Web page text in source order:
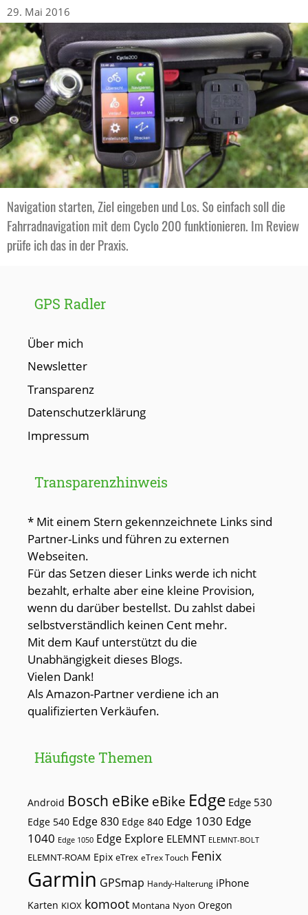
29. Mai 2016
Navigation starten, Ziel eingeben und Los. So einfach soll die
Fahrradnavigation mit dem Cyclo 200 funktionieren. Im Review
prüfe ich das in der Praxis.
GPS Radler
Über mich
Newsletter
Transparenz
Datenschutzerklärung
Impressum
Transparenzhinweis
* Mit einem Stern gekennzeichnete Links sind
Partner-Links und führen zu externen
Webseiten.
Für das Setzen dieser Links werde ich nicht
bezahlt, erhalte aber eine kleine Provision,
wenn du darüber bestellst. Du zahlst dabei
selbstverständlich keinen Cent mehr.
Mit dem Kauf unterstützt du die
Unabhängigkeit dieses Blogs.
Vielen Dank!
Als Amazon-Partner verdiene ich an
qualifizierten Verkäufen.
Häufigste Themen
Android Bosch eBike eBike Edge Edge 530
Edge 540 Edge 830 Edge 840 Edge 1030 Edge
1040 Edge 1050 Edge Explore ELEMNT ELEMNT-BOLT
ELEMNT-ROAM Epix eTrex eTrex Touch Fenix
Garmin GPSmap Handy-Halterung iPhone
Karten KIOX komoot Montana Nyon Oregon